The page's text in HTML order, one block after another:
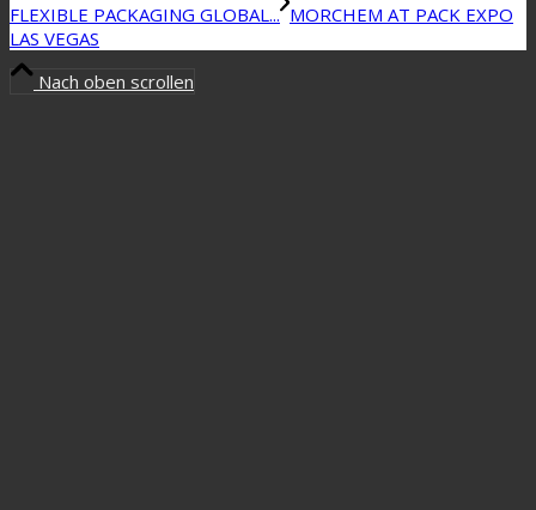
FLEXIBLE PACKAGING GLOBAL... MORCHEM AT PACK EXPO
LAS VEGAS
Nach oben scrollen